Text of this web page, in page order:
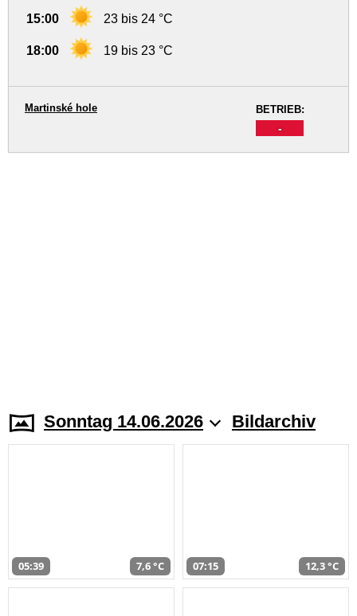
15:00 23 bis 24 °C
18:00 19 bis 23 °C
BETRIEB:
-
Martinské hole
Sonntag 14.06.2026 Bildarchiv
05:39 7,6 °C 07:15 12,3 °C